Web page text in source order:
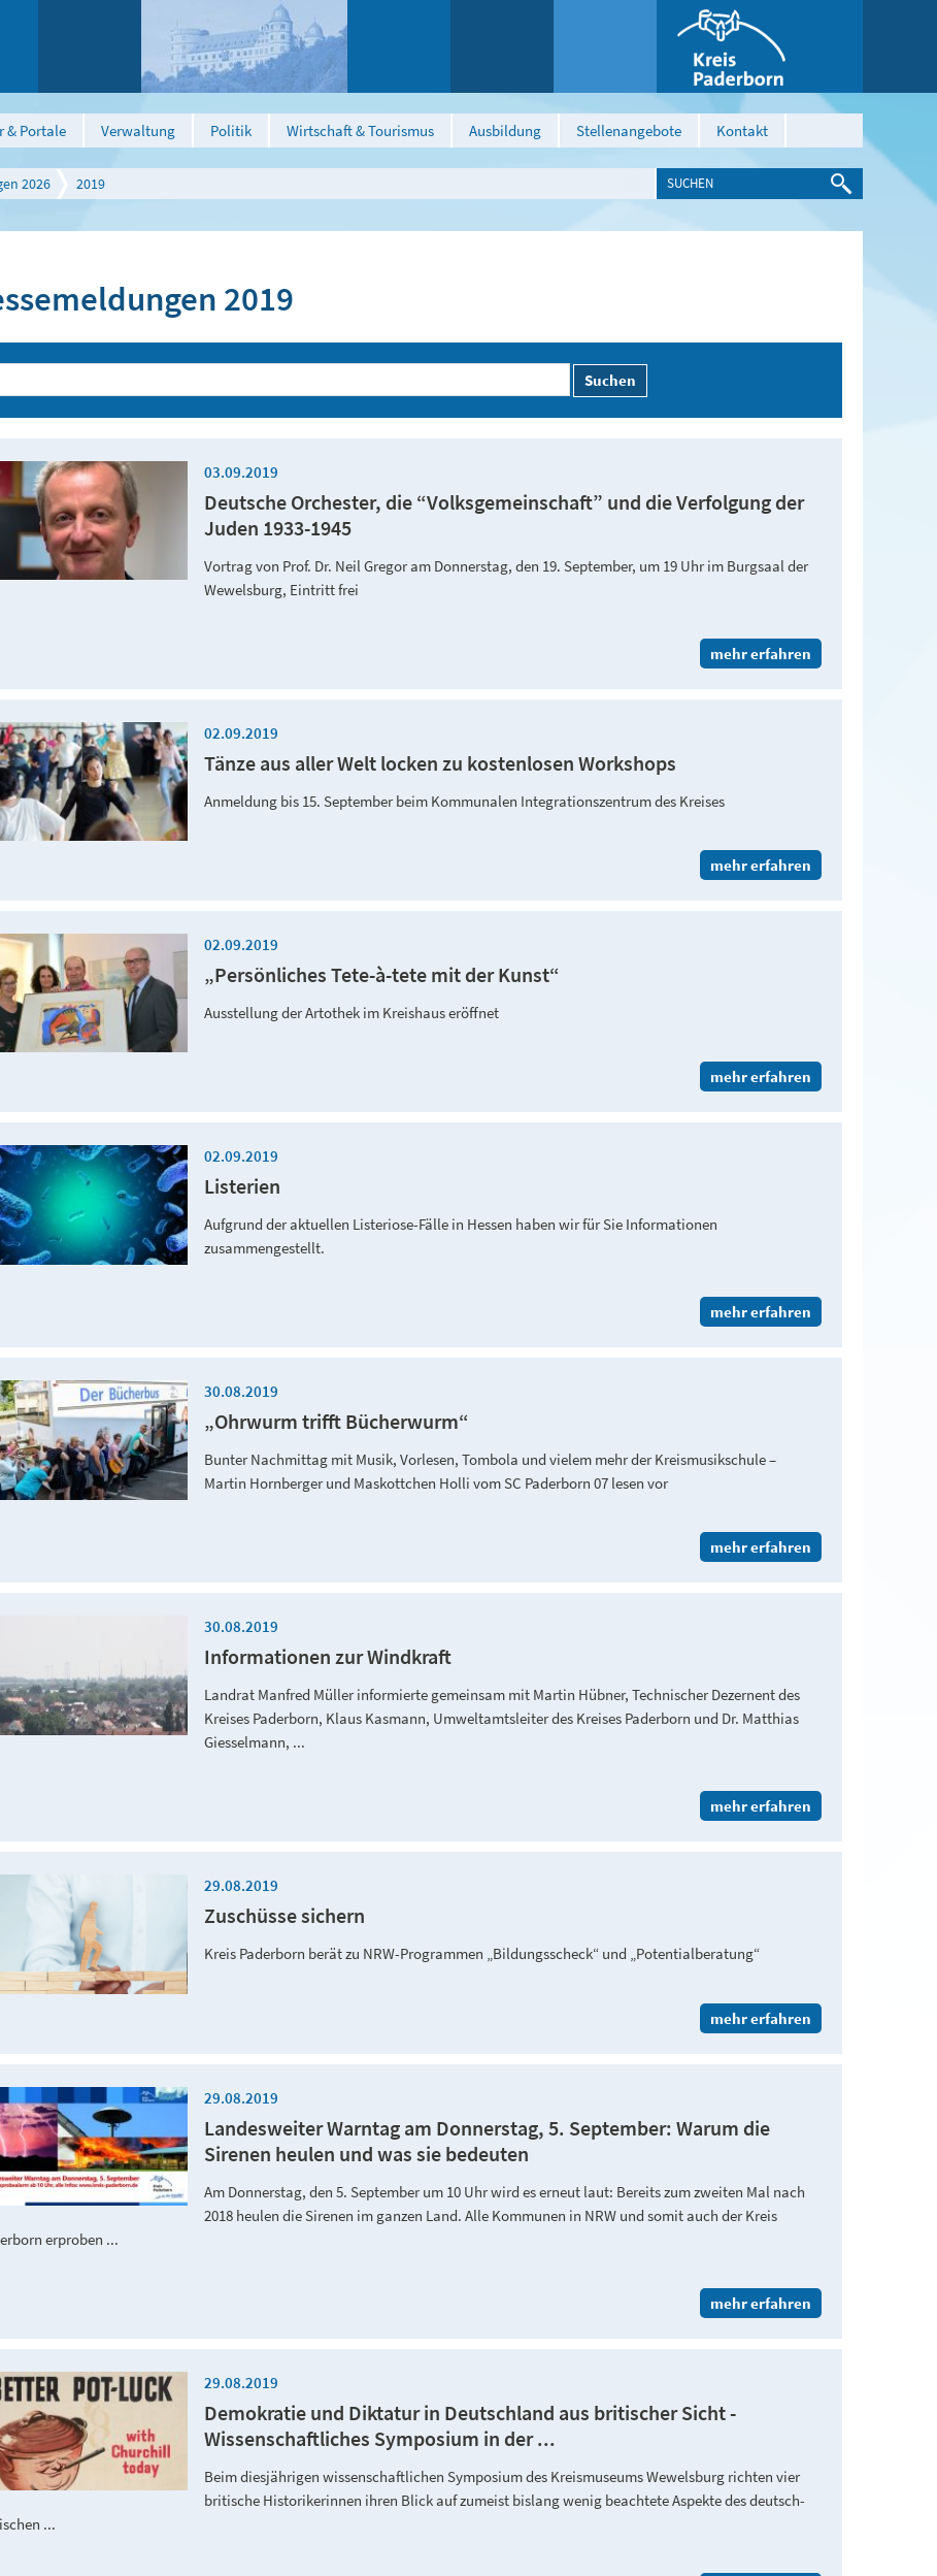
& Portale Verwaltung Politik Wirtschaft & Tourismus Ausbildung Stellenangebote Kontakt
2026 2019
2019
Suchen
03.09.2019
Deutsche Orchester, die “Volksgemeinschaft” und die Verfolgung der
Juden 1933-1945
Vortrag von Prof. Dr. Neil Gregor am Donnerstag, den 19. September, um 19 Uhr im Burgsaal der
Wewelsburg, Eintritt frei
mehr erfahren
02.09.2019
Tänze aus aller Welt locken zu kostenlosen Workshops
Anmeldung bis 15. September beim Kommunalen Integrationszentrum des Kreises
mehr erfahren
02.09.2019
„Persönliches Tete-à-tete mit der Kunst“
Ausstellung der Artothek im Kreishaus eröffnet
mehr erfahren
02.09.2019
Listerien
Aufgrund der aktuellen Listeriose-Fälle in Hessen haben wir für Sie Informationen
zusammengestellt.
mehr erfahren
30.08.2019
„Ohrwurm trifft Bücherwurm“
Bunter Nachmittag mit Musik, Vorlesen, Tombola und vielem mehr der Kreismusikschule –
Martin Hornberger und Maskottchen Holli vom SC Paderborn 07 lesen vor
mehr erfahren
30.08.2019
Informationen zur Windkraft
Landrat Manfred Müller informierte gemeinsam mit Martin Hübner, Technischer Dezernent des
Kreises Paderborn, Klaus Kasmann, Umweltamtsleiter des Kreises Paderborn und Dr. Matthias
Giesselmann, ...
mehr erfahren
29.08.2019
Zuschüsse sichern
Kreis Paderborn berät zu NRW-Programmen „Bildungsscheck“ und „Potentialberatung“
mehr erfahren
29.08.2019
Landesweiter Warntag am Donnerstag, 5. September: Warum die
Sirenen heulen und was sie bedeuten
Am Donnerstag, den 5. September um 10 Uhr wird es erneut laut: Bereits zum zweiten Mal nach
2018 heulen die Sirenen im ganzen Land. Alle Kommunen in NRW und somit auch der Kreis
erproben ...
mehr erfahren
29.08.2019
Demokratie und Diktatur in Deutschland aus britischer Sicht -
Wissenschaftliches Symposium in der ...
Beim diesjährigen wissenschaftlichen Symposium des Kreismuseums Wewelsburg richten vier
britische Historikerinnen ihren Blick auf zumeist bislang wenig beachtete Aspekte des deutsch-
...